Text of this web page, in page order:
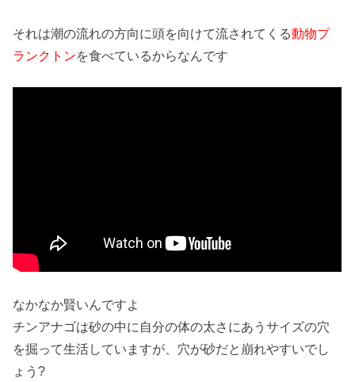
それは潮の流れの方向に頭を向けて流されてくる動物プ
ランクトンを食べているからなんです
なかなか賢いんですよ
チンアナゴは砂の中に自分の体の太さにあうサイズの穴
を掘って生活していますが、穴が砂だと崩れやすいでし
ょう?